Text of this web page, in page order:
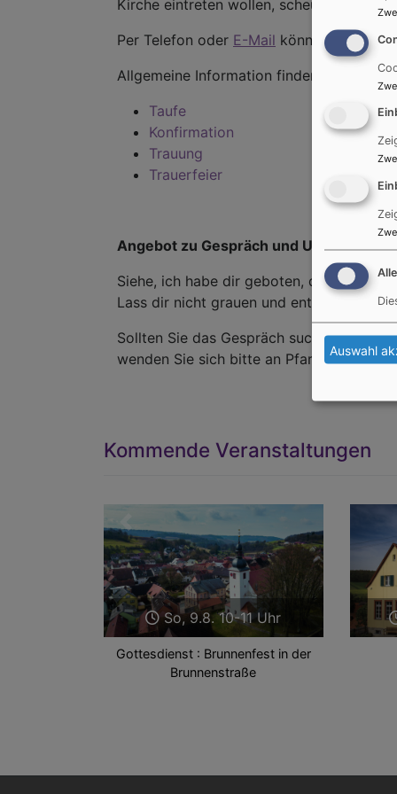
Kirche eintreten wollen, scheuen Sie
Per Telefon oder E-Mail können Sie uns
Allgemeine Information finden Sie unter
Taufe
Konfirmation
Trauung
Trauerfeier
Angebot zu Gespräch und
Siehe, ich habe dir geboten, dass du
Lass dir nicht grauen und entsetze dich
Sollten Sie das Gespräch suchen oder
wenden Sie sich bitte an Pfarrerin Astrid
Kommende Veranstaltungen
So, 9.8. 10-11 Uhr
Gottesdienst : Brunnenfest in der
Brunnenstraße
Zurück
Auswahl